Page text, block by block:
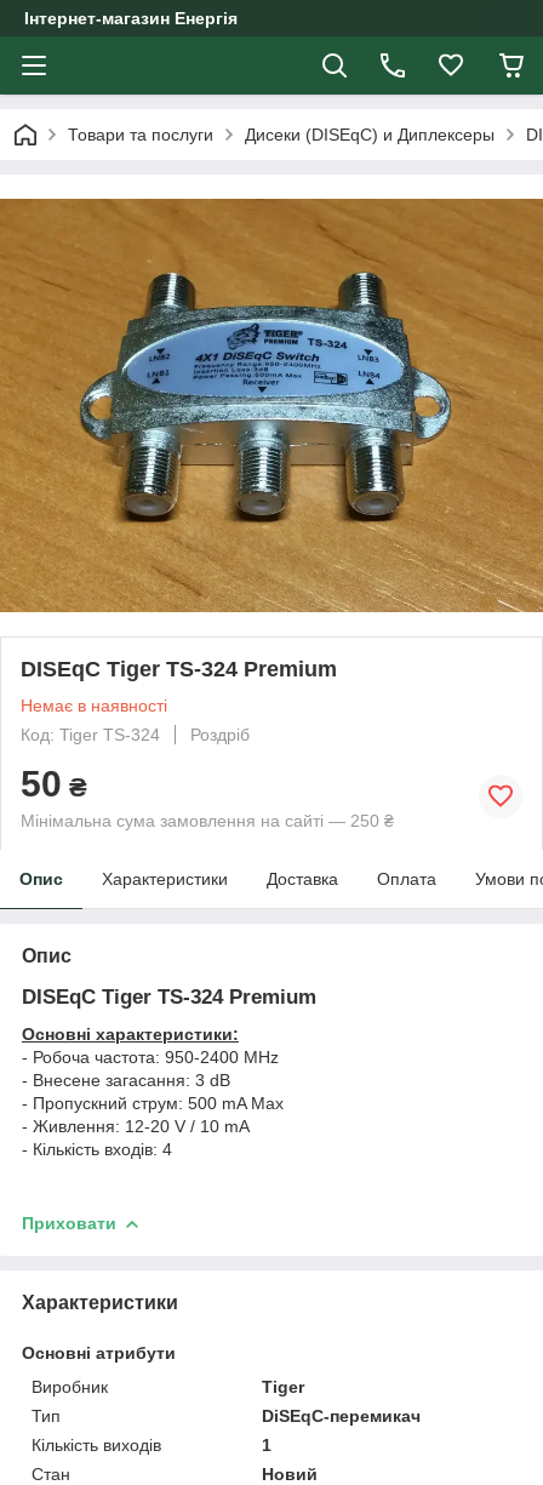
Інтернет-магазин Енергія
Товари та послуги Дисеки (DISEqC) и Диплексеры
DISEqC Tiger TS-324 Premium
Немає в наявності
Код: Tiger TS-324
Роздріб
50 ₴
Мінімальна сума замовлення на сайті — 250 ₴
Опис Характеристики Доставка Оплата Умови
Опис
DISEqC Tiger TS-324 Premium
Основні характеристики:
- Робоча частота: 950-2400 MHz
- Внесене загасання: 3 dB
- Пропускний струм: 500 mA Max
- Живлення: 12-20 V / 10 mA
- Кількість входів: 4
Приховати
Характеристики
Основні атрибути
Виробник
Tiger
Тип
DiSEqC-перемикач
Кількість виходів
1
Стан
Новий